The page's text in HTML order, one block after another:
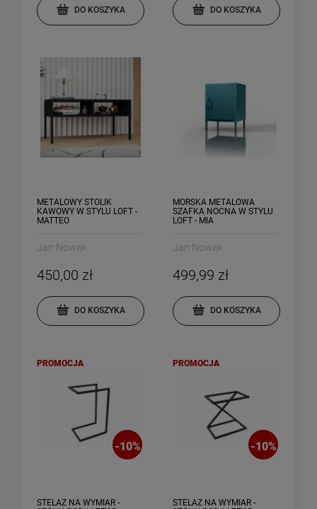
DO KOSZYKA DO KOSZYKA
METALOWY STOLIK
KAWOWY W STYLU LOFT -
MATTEO
Jan Nowak
450,00 zł
DO KOSZYKA
MORSKA METALOWA
SZAFKA NOCNA W STYLU
LOFT - MIA
Jan Nowak
499,99 zł
DO KOSZYKA
-10%
STELAŻ NA WYMIAR -
PROMOCJA
-10%
STELAŻ NA WYMIAR -
PROMOCJA